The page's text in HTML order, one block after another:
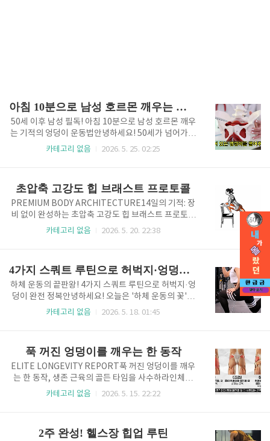
아침 10분으로 남성 호르몬 깨우는 기적의 엉덩이 운동법
50세 이후 남성 필독! 아침 10분으로 남성 호르몬 깨우
는 기적의 엉덩이 운동법안녕하세요! 50세가 넘어가면
서 예전 같지 않은 체력과 뻐근한 허리 때문에 고민이신
간이 길어지면 엉덩이 근육은 잠들고 허리 부담은 커지
게 되죠. 오늘은 아침 10분 투자로 굳어있는 엉덩이를
풀어주고 남성 호르몬 활성화를 돕는 핵심 운동 3가지
를 전문가의 조언처럼 상세히 설명해 드릴게요!나이 들
수록 엉덩이 근육이 생명인 이유우리 몸에서 가장 큰 근
너지가 살아납니다. ..
카테고리 없음 2026. 5. 25. 02:25
초압축 고강도 힙 브래스트 프로토콜
PREMIUM BODY ARCHITECTURE14일의 기적: 장
비 없이 완성하는 초압축 고강도 힙 브래스트 프로토콜
둔근의 가치: 전신 대사와 근골격계의 핵심 자산현대인
근은 혈당 조절과 지방 연소의 핵심 기지 역할을 수행하
며, 특히 중장년층에게는 고관절과 허리를 보호하는 최
후의 보루가 된다. 글로벌 헬스케어 리포트에 따르면,
탄탄한 엉덩이 근육을 보유한 개체는 그렇지 않은 경우
보다 기초 대사량이 월등히 높으며 근감소증 예방 측면
체의 대사 정..
카테고리 없음 2026. 5. 20. 22:38
4가지 스쿼트 루틴으로 허벅지·엉덩이 완전 정복
하체 운동의 끝판왕! 4가지 스쿼트 루틴으로 허벅지·엉
덩이 완전 정복안녕하세요! 오늘은 '하체 운동의 꽃'이
자 기초 중의 기초인 스쿼트에 대해 깊이 있게 알아보려
부터 숙련자까지 모두 아우를 수 있는 4가지 핵심 스쿼
트 루틴을 전문가의 조언처럼 친절하고 자세하게 설명
해 드릴게요. 지금 바로 시작해 볼까요?스쿼트의 핵심
원리: 무릎 관절 vs 고관절스쿼트(Squat)는 '쭈그려 앉
다'라는 뜻을 가지고 있습니다. 수직 방향으로 앉으면서
에 자극이 쏠리..
카테고리 없음 2026. 5. 18. 01:45
푹 꺼진 엉덩이를 깨우는 한 동작
ELITE LONGEVITY REPORT푹 꺼진 엉덩이를 깨우
는 한 동작, 생존 근육의 골든 타임을 사수하라인체의
엔진, 엉덩이 근육이 곧 생존 자산인 이유글로벌 장수
엉덩이는 혈당을 조절하고 기초 대사량을 유지하는 강
카테고리 없음 2026. 5. 15. 22:22
2주 완성! 헬스장 힙업 루틴